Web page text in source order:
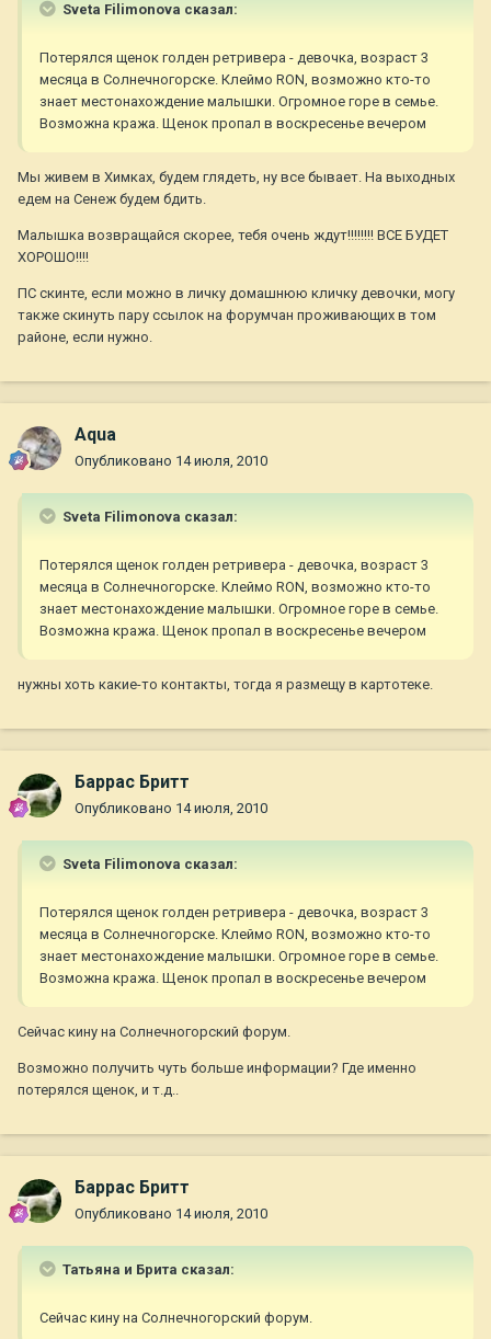
Sveta Filimonova сказал:
Потерялся щенок голден ретривера - девочка, возраст 3
месяца в Солнечногорске. Клеймо RON, возможно кто-то
знает местонахождение малышки. Огромное горе в семье.
Возможна кража. Щенок пропал в воскресенье вечером
Мы живем в Химках, будем глядеть, ну все бывает. На выходных
едем на Сенеж будем бдить.
Малышка возвращайся скорее, тебя очень ждут!!!!!!!! ВСЕ БУДЕТ
ХОРОШО!!!!
ПС скинте, если можно в личку домашнюю кличку девочки, могу
также скинуть пару ссылок на форумчан проживающих в том
районе, если нужно.
Aqua
Опубликовано 14 июля, 2010
Sveta Filimonova сказал:
Потерялся щенок голден ретривера - девочка, возраст 3
месяца в Солнечногорске. Клеймо RON, возможно кто-то
знает местонахождение малышки. Огромное горе в семье.
Возможна кража. Щенок пропал в воскресенье вечером
нужны хоть какие-то контакты, тогда я размещу в картотеке.
Баррас Бритт
Опубликовано 14 июля, 2010
Sveta Filimonova сказал:
Потерялся щенок голден ретривера - девочка, возраст 3
месяца в Солнечногорске. Клеймо RON, возможно кто-то
знает местонахождение малышки. Огромное горе в семье.
Возможна кража. Щенок пропал в воскресенье вечером
Сейчас кину на Солнечногорский форум.
Возможно получить чуть больше информации? Где именно
потерялся щенок, и т.д..
Баррас Бритт
Опубликовано 14 июля, 2010
Татьяна и Брита сказал:
Сейчас кину на Солнечногорский форум.